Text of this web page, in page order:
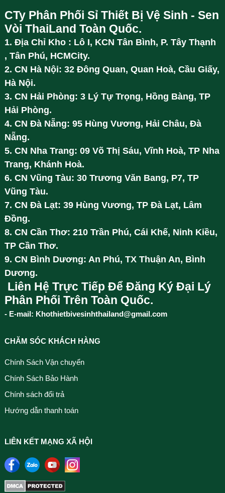
CTy Phân Phối Sỉ Thiết Bị Vệ Sinh - Sen
Vòi ThaiLand Toàn Quốc.
1. Địa Chỉ Kho : Lô I, KCN Tân Bình, P. Tây Thạnh
, Tân Phú, HCMCity.
2. CN Hà Nội: 32 Đông Quan, Quan Hoà, Cầu Giấy,
Hà Nội.
3. CN Hải Phòng: 3 Lý Tự Trọng, Hồng Bàng, TP
Hải Phòng.
4. CN Đà Nẵng: 95 Hùng Vương, Hải Châu, Đà
Nẵng.
5. CN Nha Trang: 09 Võ Thị Sáu, Vĩnh Hoà, TP Nha
Trang, Khánh Hoà.
6. CN Vũng Tàu: 30 Trương Văn Bang, P7, TP
Vũng Tàu.
7. CN Đà Lạt: 39 Hùng Vương, TP Đà Lạt, Lâm
Đồng.
8. CN Cần Thơ: 210 Trần Phú, Cái Khế, Ninh Kiều,
TP Cần Thơ.
9. CN Bình Dương: An Phú, TX Thuận An, Bình
Dương.
Liên Hệ Trực Tiếp Để Đăng Ký Đại Lý
Phân Phối Trên Toàn Quốc.
- E-mail: Khothietbivesinhthailand@gmail.com
CHĂM SÓC KHÁCH HÀNG
Chính Sách Vận chuyển
Chính Sách Bảo Hành
Chính sách đổi trả
Hướng dẫn thanh toán
LIÊN KẾT MẠNG XÃ HỘI